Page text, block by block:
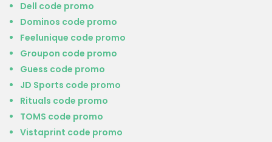
Dell code promo
Dominos code promo
Feelunique code promo
Groupon code promo
Guess code promo
JD Sports code promo
Rituals code promo
TOMS code promo
Vistaprint code promo